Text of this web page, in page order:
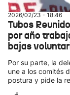
2026/02/23 - 18:46
Tubos
por año
bajas
Por su parte, la
une a los comités
postura y pide la